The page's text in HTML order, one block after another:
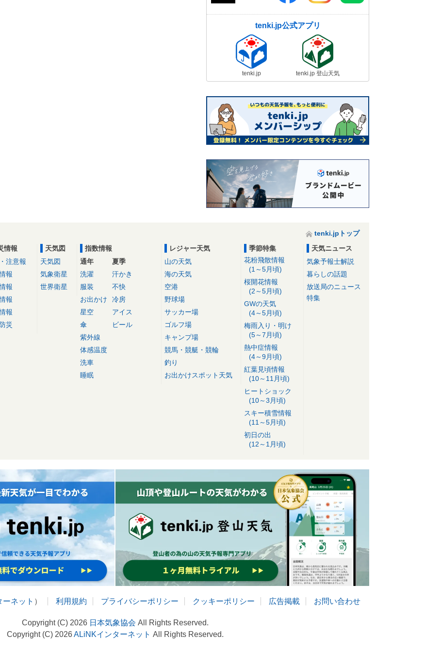
tenki.jp公式アプリ
tenki.jp tenki.jp 登山天気
tenki.jpトップ
情報
注意報
報
報
報
報
災
天気図
天気図
気象衛星
世界衛星
指数情報
通年
洗濯
服装
お出かけ
星空
傘
紫外線
体感温度
洗車
睡眠
夏季
汗かき
不快
冷房
アイス
ビール
レジャー天気
山の天気
海の天気
空港
野球場
サッカー場
ゴルフ場
キャンプ場
競馬・競艇・競輪
釣り
お出かけスポット天気
季節特集
花粉飛散情報
(1～5月頃)
桜開花情報
(2～5月頃)
GWの天気
(4～5月頃)
梅雨入り・明け
(5～7月頃)
熱中症情報
(4～9月頃)
紅葉見頃情報
(10～11月頃)
ヒートショック
(10～3月頃)
スキー積雪情報
(11～5月頃)
初日の出
(12～1月頃)
天気ニュース
気象予報士解説
暮らしの話題
放送局のニュース
特集
ネット ） 利用規約 プライバシーポリシー クッキーポリシー 広告掲載 お問い合わせ
Copyright (C) 2026 日本気象協会 All Rights Reserved.
Copyright (C) 2026ALiNKインターネット All Rights Reserved.